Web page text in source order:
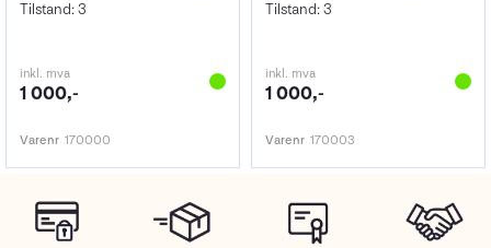
Tilstand: 3
inkl. mva
1 000,-
Varenr 170000
Tilstand: 3
inkl. mva
1 000,-
Varenr 170003